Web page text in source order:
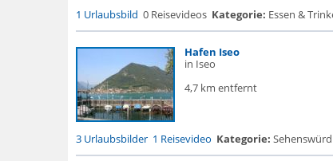
1 Urlaubsbild 0 Reisevideos Kategorie: Essen &
Hafen Iseo
in Iseo
4,7 km entfernt
3 Urlaubsbilder 1 Reisevideo Kategorie: